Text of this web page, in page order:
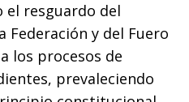
el resguardo del
Federación y del Fuero
los procesos de
prevaleciendo